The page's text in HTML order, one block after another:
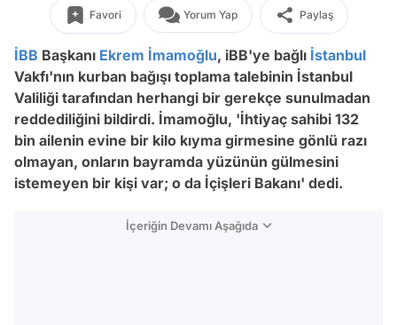
Favori Yorum Yap Paylaş
İBB Başkanı Ekrem İmamoğlu, iBB'ye bağlı İstanbul
Vakfı'nın kurban bağışı toplama talebinin İstanbul
Valiliği tarafından herhangi bir gerekçe sunulmadan
reddediliğini bildirdi. İmamoğlu, 'İhtiyaç sahibi 132
bin ailenin evine bir kilo kıyma girmesine gönlü razı
olmayan, onların bayramda yüzünün gülmesini
istemeyen bir kişi var; o da İçişleri Bakanı' dedi.
İçeriğin Devamı Aşağıda